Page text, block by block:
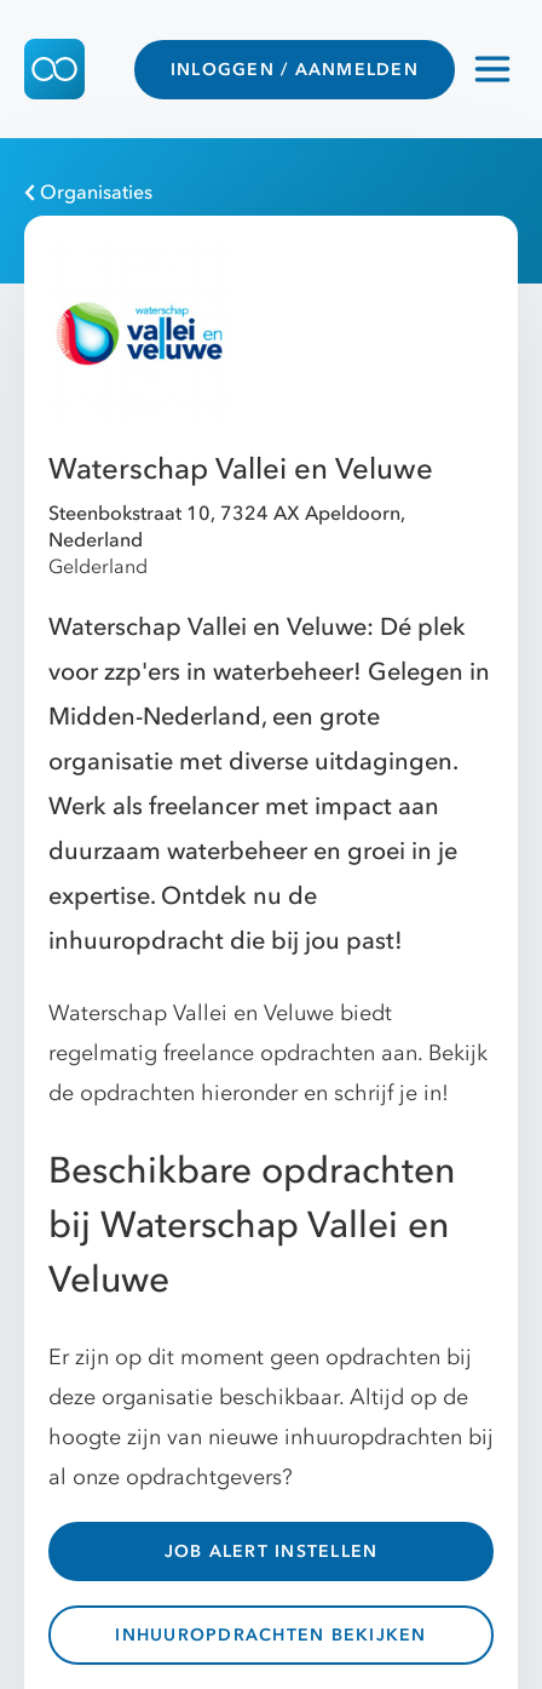
INLOGGEN / AANMELDEN
Organisaties
Waterschap Vallei en Veluwe
Steenbokstraat 10, 7324 AX Apeldoorn,
Nederland
Gelderland
Waterschap Vallei en Veluwe: Dé plek
voor zzp'ers in waterbeheer! Gelegen in
Midden-Nederland, een grote
organisatie met diverse uitdagingen.
Werk als freelancer met impact aan
duurzaam waterbeheer en groei in je
expertise. Ontdek nu de
inhuuropdracht die bij jou past!
Waterschap Vallei en Veluwe biedt
regelmatig freelance opdrachten aan. Bekijk
de opdrachten hieronder en schrijf je in!
Beschikbare opdrachten
bij Waterschap Vallei en
Veluwe
Er zijn op dit moment geen opdrachten bij
deze organisatie beschikbaar. Altijd op de
hoogte zijn van nieuwe inhuuropdrachten bij
al onze opdrachtgevers?
JOB ALERT INSTELLEN
INHUUROPDRACHTEN BEKIJKEN